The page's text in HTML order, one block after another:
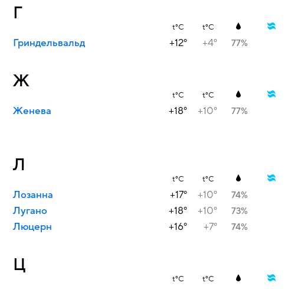
Г
t°C t°C
Гриндельвальд +12° +4° 77%
Ж
t°C t°C
Женева +18° +10° 77%
Л
t°C t°C
Лозанна +17° +10° 74%
Лугано +18° +10° 73%
Люцерн +16° +7° 74%
Ц
t°C t°C